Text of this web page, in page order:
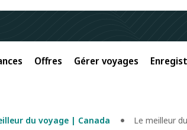
Offres Gérer voyages
du voyage | Canada Le meilleur